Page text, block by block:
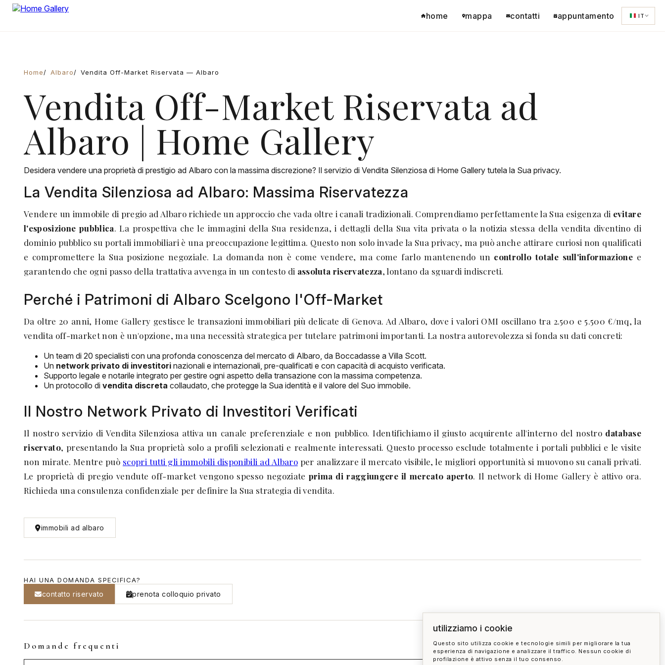
home mappa contatti appuntamento IT
Home Albaro Vendita Off-Market Riservata — Albaro
Vendita Off-Market Riservata ad
Albaro | Home Gallery
Desidera vendere una proprietà di prestigio ad Albaro con la massima discrezione? Il servizio di Vendita Silenziosa di Home Gallery tutela la Sua privacy.
La Vendita Silenziosa ad Albaro: Massima Riservatezza
Vendere un immobile di pregio ad Albaro richiede un approccio che vada oltre i canali tradizionali. Comprendiamo perfettamente la Sua esigenza di evitare
l'esposizione pubblica. La prospettiva che le immagini della Sua residenza, i dettagli della Sua vita privata o la notizia stessa della vendita diventino di
dominio pubblico su portali immobiliari è una preoccupazione legittima. Questo non solo invade la Sua privacy, ma può anche attirare curiosi non qualificati
e compromettere la Sua posizione negoziale. La domanda non è come vendere, ma come farlo mantenendo un controllo totale sull'informazione e
garantendo che ogni passo della trattativa avvenga in un contesto di assoluta riservatezza, lontano da sguardi indiscreti.
Perché i Patrimoni di Albaro Scelgono l'Off-Market
Da oltre 20 anni, Home Gallery gestisce le transazioni immobiliari più delicate di Genova. Ad Albaro, dove i valori OMI oscillano tra 2.500 e 5.500 €/mq, la
vendita off-market non è un'opzione, ma una necessità strategica per tutelare patrimoni importanti. La nostra autorevolezza si fonda su dati concreti:
Un team di 20 specialisti con una profonda conoscenza del mercato di Albaro, da Boccadasse a Villa Scott.
Un network privato di investitori nazionali e internazionali, pre-qualificati e con capacità di acquisto verificata.
Supporto legale e notarile integrato per gestire ogni aspetto della transazione con la massima competenza.
Un protocollo di vendita discreta collaudato, che protegge la Sua identità e il valore del Suo immobile.
Il Nostro Network Privato di Investitori Verificati
Il nostro servizio di Vendita Silenziosa attiva un canale preferenziale e non pubblico. Identifichiamo il giusto acquirente all'interno del nostro database
riservato, presentando la Sua proprietà solo a profili selezionati e realmente interessati. Questo processo esclude totalmente i portali pubblici e le visite
non mirate. Mentre può scopri tutti gli immobili disponibili ad Albaroper analizzare il mercato visibile, le migliori opportunità si muovono su canali privati.
Le proprietà di pregio vendute off-market vengono spesso negoziate prima di raggiungere il mercato aperto. Il network di Home Gallery è attivo ora.
Richieda una consulenza confidenziale per definire la Sua strategia di vendita.
immobili ad albaro
HAI UNA DOMANDA SPECIFICA?
contatto riservato prenota colloquio privato
Domande frequenti
utilizziamo i cookie
Questo sito utilizza cookie e tecnologie simili per migliorare la tua
esperienza di navigazione e analizzare il traffico. Nessun cookie di
profilazione è attivo senza il tuo consenso.